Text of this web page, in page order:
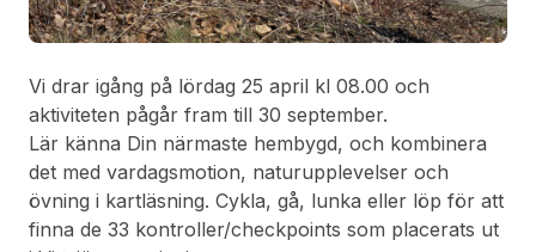
Vi drar igång på lördag 25 april kl 08.00 och
aktiviteten pågår fram till 30 september.
Lär känna Din närmaste hembygd, och kombinera
det med vardagsmotion, naturupplevelser och
övning i kartläsning. Cykla, gå, lunka eller löp för att
finna de 33 kontroller/checkpoints som placerats ut